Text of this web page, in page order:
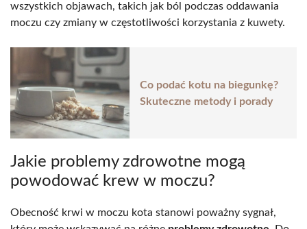
wszystkich objawach, takich jak ból podczas oddawania
moczu czy zmiany w częstotliwości korzystania z kuwety.
Co podać kotu na biegunkę?
Skuteczne metody i porady
Jakie problemy zdrowotne mogą
powodować krew w moczu?
Obecność krwi w moczu kota stanowi poważny sygnał,